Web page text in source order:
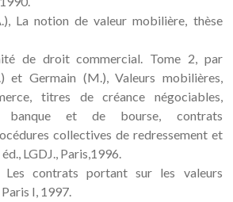
La notion de valeur mobilière, thèse
de droit commercial. Tome 2, par
et Germain (M.), Valeurs mobilières,
titres de créance négociables,
banque et de bourse, contrats
collectives de redressement et
LGDJ., Paris,1996.
Les contrats portant sur les valeurs
I, 1997.